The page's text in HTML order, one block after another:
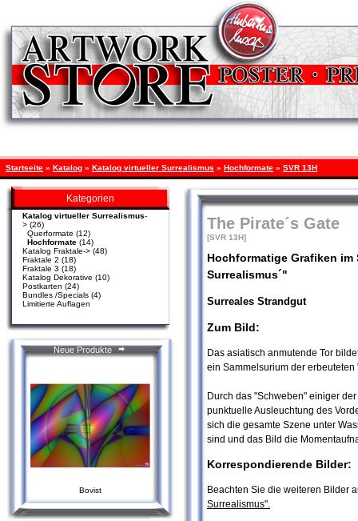
Startseite » Katalog » Katalog virtueller Surrealismus » Hochformate » SVR 13H
Kategorien
Katalog virtueller Surrealismus-
> (26)
Querformate (12)
Hochformate (14)
Katalog Fraktale-> (48)
Fraktale 2 (18)
Fraktale 3 (18)
Katalog Dekorative (10)
Postkarten (24)
Bundles /Specials (4)
Limitierte Auflagen
Neue Produkte
Bovist
The Pirate´s Gate
[SVR 13H]
Hochformatige Grafiken
Surrealismus´"
Surreales Strandgut
Zum Bild:
Das asiatisch anmutende Tor
ein Sammelsurium der erbeuteten
Durch das "Schweben" einiger
punktuelle Ausleuchtung des
sich die gesamte Szene unter
sind und das Bild die
Korrespondierende Bilder:
Beachten Sie die weiteren Bilder
Surrealismus".